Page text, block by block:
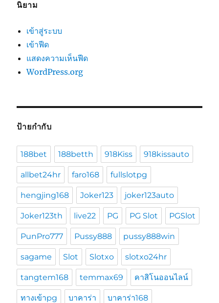
นิยาม
เข้าสู่ระบบ
เข้าฟีด
แสดงความเห็นฟีด
WordPress.org
ป้ายกำกับ
188bet 188betth 918Kiss 918kissauto
allbet24hr faro168 fullslotpg
hengjing168 Joker123 joker123auto
Joker123th live22 PG PG Slot PGSlot
PunPro777 Pussy888 pussy888win
sagame Slot Slotxo slotxo24hr
tangtem168 temmax69 คาสิโนออนไลน์
ทางเข้าpg บาคาร่า บาคาร่า168